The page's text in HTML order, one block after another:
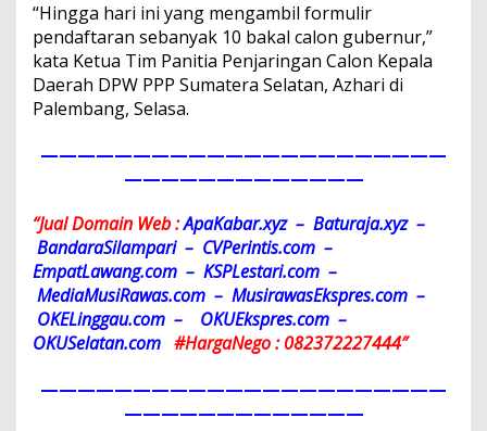
a
h
K
a
n
d
d
a
l
o
n
G
u
r
“Hingga hari ini yang mengambil formulir
pendaftaran sebanyak 10 bakal calon gubernur,”
kata Ketua Tim Panitia Penjaringan Calon Kepala
Daerah DPW PPP Sumatera Selatan, Azhari di
Palembang, Selasa.
——————————————————————
—————————————
“Jual Domain Web :ApaKabar.xyz – Baturaja.xyz –
BandaraSilampari – CVPerintis.com –
EmpatLawang.com – KSPLestari.com –
MediaMusiRawas.com – MusirawasEkspres.com –
OKELinggau.com – OKUEkspres.com –
OKUSelatan.com #HargaNego : 082372227444″
——————————————————————
—————————————